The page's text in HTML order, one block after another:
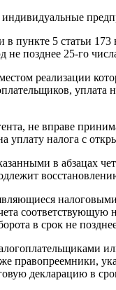
пункте 5 статьи
не позднее 25-го
реализации
не вправе
уплату налога с
в абзацах
в срок не
правопреемники,
декларацию в